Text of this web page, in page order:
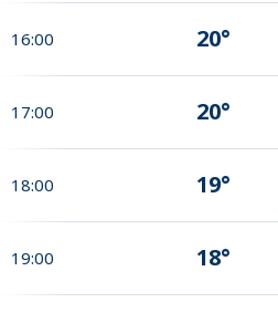
16:00 20°
17:00 20°
18:00 19°
19:00 18°